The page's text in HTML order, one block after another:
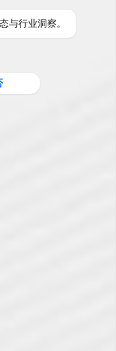
历程
与行业洞察。